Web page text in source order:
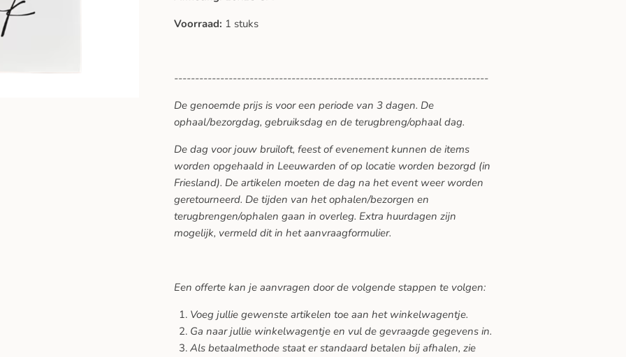
Voorraad: 1 stuks
---------------------------------------------------------------------------
De genoemde prijs is voor een periode van 3 dagen. De
ophaal/bezorgdag, gebruiksdag en de terugbreng/ophaal dag.
De dag voor jouw bruiloft, feest of evenement kunnen de items
worden opgehaald in Leeuwarden of op locatie worden bezorgd (in
Friesland). De artikelen moeten de dag na het event weer worden
geretourneerd. De tijden van het ophalen/bezorgen en
terugbrengen/ophalen gaan in overleg. Extra huurdagen zijn
mogelijk, vermeld dit in het aanvraagformulier.
Een offerte kan je aanvragen door de volgende stappen te volgen:
Voeg jullie gewenste artikelen toe aan het winkelwagentje.
Ga naar jullie winkelwagentje en vul de gevraagde gegevens in.
Als betaalmethode staat er standaard betalen bij afhalen, zie